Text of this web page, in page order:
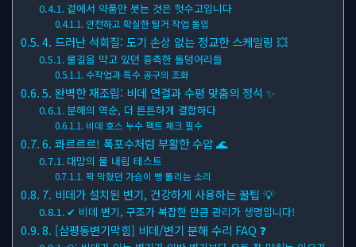
겉에서 약품만 붓는 것은 헛수고입니다
안전하고 확실한 탈거 작업 돌입
4. 드러난 석회질: 도기 손상 없는 정교한 스케일링 💥
물길을 막고 있던 흉측한 돌덩어리들
수작업과 특수 공구의 조화
5. 완벽한 재조립: 비데 연결과 수평 맞춤의 정석 ✨
분해의 역순, 더 튼튼하게 결합하다
비데 호스 누수 팩트 체크 필수
6. 콰르르르! 폭포수처럼 부활한 수압 🌊
대망의 물 내림 테스트
꽉 막혔던 가슴이 뻥 뚫리는 소리
7. 비데가 설치된 변기, 건강하게 사용하는 꿀팁 💡
✔ 비데 변기, 구조가 복잡한 만큼 관리가 생명입니다!
8. [삼평동변기막힘] 비데/변기 분해 수리 FAQ ❓